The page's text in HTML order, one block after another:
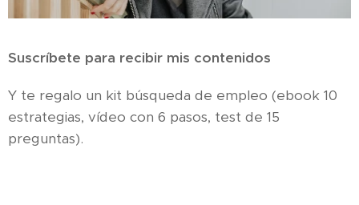
Suscríbete para recibir mis contenidos
Y te regalo un kit búsqueda de empleo (ebook 10
estrategias, vídeo con 6 pasos, test de 15
preguntas).